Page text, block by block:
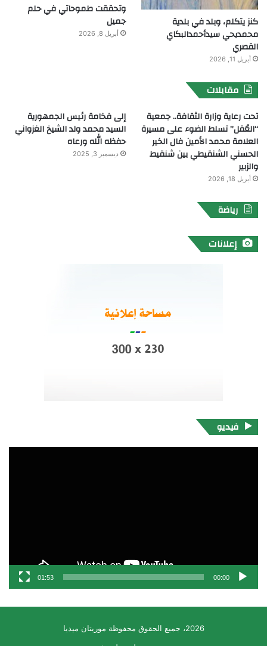
كنز يتكلم، وبلد في بلدية
محمديحي سيدأحمدالبكاي
القصري
أبريل 11, 2026
وتحققت طموحاتي في حلم
جميل
أبريل 8, 2026
مقابلات
تحت رعاية وزارة الثقافة.. جمعية
“العُقل” تسلط الضوء على مسيرة
العلامة محمد الأمين فال الخير
الحسني الشنقيطي بين شنقيط
والزبير
أبريل 18, 2026
إلى فخامة رئيس الجمهورية
السيد محمد ولد الشيخ الغزواني
حفظه الله ورعاه
ديسمبر 3, 2025
رياضة
إعلانات
فيديو
00:00
01:53
2026، جميع الحقوق محفوظة موريتان ميديا